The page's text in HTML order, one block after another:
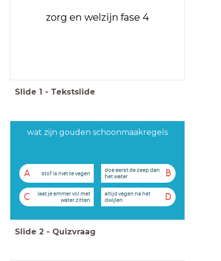
zorg en welzijn fase 4
Slide 1 - Tekstslide
wat zijn gouden schoonmaakregels
A stof is niet te vegen B
doe eerst de zeep dan
het water
C
laat je emmer vol met
water zitten
D
altijd vegen na het
dwijlen
Slide 2 - Quizvraag